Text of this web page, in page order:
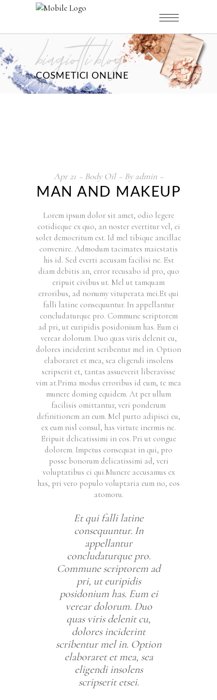
biagiotti blog
COSMETICI ONLINE
Apr 21 Body Oil Byadmin
MAN AND MAKEUP
Lorem ipsum dolor sit amet, odio legere
cotidieque ex quo, an noster evertitur vel, ei
solet democritum est. Id mel tibique ancillae
convenire. Admodum tacimates maiestatis
his id. Sed everti accusam facilisi ne. Est
diam debitis an, error recusabo id pro, quo
eripuit civibus ut. Mel ut tamquam
erroribus, ad nonumy vituperata mei.Et qui
falli latine consequuntur. In appellantur
concludaturque pro. Commune scriptorem
ad pri, ut euripidis posidonium has. Eum ei
verear dolorum. Duo quas viris delenit cu,
dolores inciderint scribentur mel in. Option
elaboraret et mea, sea eligendi insolens
scripserit et, tantas assueverit liberavisse
vim at.Prima modus erroribus id eum, te mea
munere doming equidem. At per ullum
facilisis omittantur, veri ponderum
definitionem an eum. Mel purto adipisci eu,
ex eum nisl consul, has virtute inermis ne.
Eripuit delicatissimi in eos. Pri ut congue
dolorem. Impetus consequat in qui, pro
posse bonorum delicatissimi ad, veri
voluptatibus ei qui.Munere accusamus ex
has, pri vero populo voluptaria eum no, eos
atomoru.
Et qui falli latine
consequuntur. In
appellantur
concludaturque pro.
Commune scriptorem ad
pri, ut euripidis
posidonium has. Eum ei
verear dolorum. Duo
quas viris delenit cu,
dolores inciderint
scribentur mel in. Option
elaboraret et mea, sea
eligendi insolens
scripserit etsei.